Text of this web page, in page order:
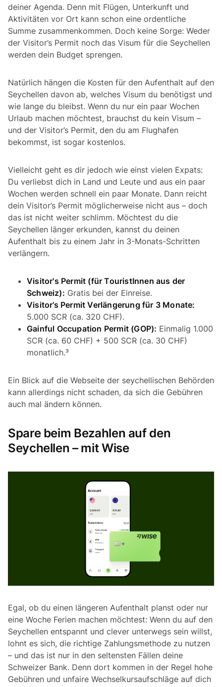
deiner Agenda. Denn mit Flügen, Unterkunft und
Aktivitäten vor Ort kann schon eine ordentliche
Summe zusammenkommen. Doch keine Sorge: Weder
der Visitor’s Permit noch das Visum für die Seychellen
werden dein Budget sprengen.
Natürlich hängen die Kosten für den Aufenthalt auf den
Seychellen davon ab, welches Visum du benötigst und
wie lange du bleibst. Wenn du nur ein paar Wochen
Urlaub machen möchtest, brauchst du kein Visum –
und der Visitor’s Permit, den du am Flughafen
bekommst, ist sogar kostenlos.
Vielleicht geht es dir jedoch wie einst vielen Expats:
Du verliebst dich in Land und Leute und aus ein paar
Wochen werden schnell ein paar Monate. Dann reicht
dein Visitor’s Permit möglicherweise nicht aus – doch
das ist nicht weiter schlimm. Möchtest du die
Seychellen länger erkunden, kannst du deinen
Aufenthalt bis zu einem Jahr in 3-Monats-Schritten
verlängern.
Visitor's Permit (für TouristInnen aus der
Schweiz): Gratis bei der Einreise.
Visitor’s Permit Verlängerung für 3 Monate:
5.000 SCR (ca. 320 CHF).
Gainful Occupation Permit (GOP): Einmalig 1.000
SCR (ca. 60 CHF) + 500 SCR (ca. 30 CHF)
monatlich.³
Ein Blick auf die Webseite der seychellischen Behörden
kann allerdings nicht schaden, da sich die Gebühren
auch mal ändern können.
Spare beim Bezahlen auf den
Seychellen – mit Wise
Egal, ob du einen längeren Aufenthalt planst oder nur
eine Woche Ferien machen möchtest: Wenn du auf den
Seychellen entspannt und clever unterwegs sein willst,
lohnt es sich, die richtige Zahlungsmethode zu nutzen
– und das ist nur in den seltensten Fällen deine
Schweizer Bank. Denn dort kommen in der Regel hohe
Gebühren und unfaire Wechselkursaufschläge auf dich